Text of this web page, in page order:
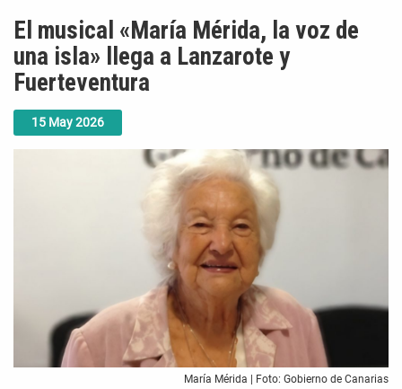
15 May2026
El musical «María Mérida, la voz de
una isla» llega a Lanzarote y
Fuerteventura
María Mérida | Foto: Gobierno de Canarias